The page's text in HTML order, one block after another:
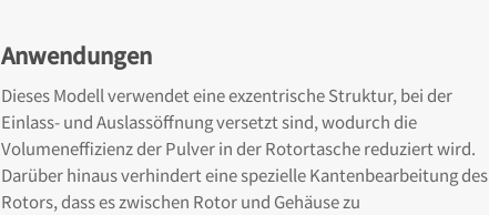
Anwendungen
Dieses Modell verwendet eine exzentrische Struktur, bei der
Einlass- und Auslassöffnung versetzt sind, wodurch die
Volumeneffizienz der Pulver in der Rotortasche reduziert wird.
Darüber hinaus verhindert eine spezielle Kantenbearbeitung des
Rotors, dass es zwischen Rotor und Gehäuse zu